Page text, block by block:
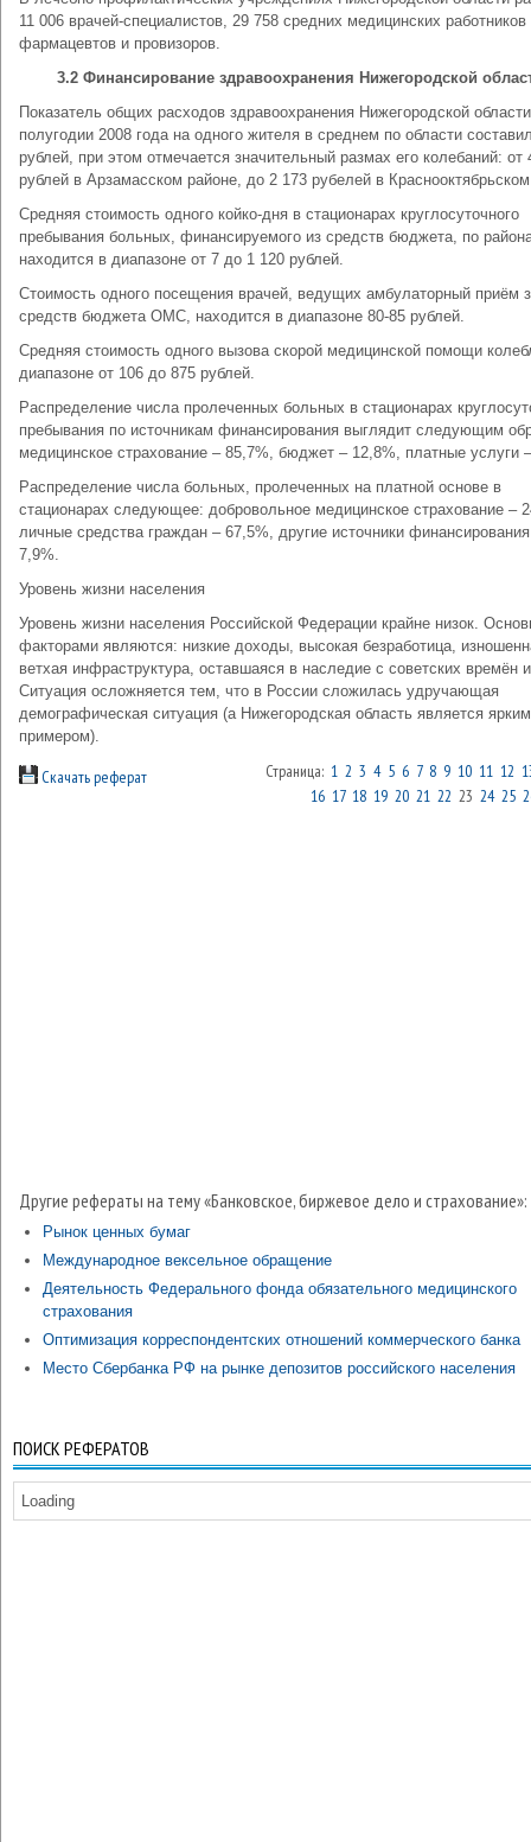
11 006 врачей-специалистов, 29 758 средних медицинских работников
фармацевтов и провизоров.
3.2 Финансирование здравоохранения Нижегородской
Показатель общих расходов здравоохранения Нижегородской
полугодии 2008 года на одного жителя в среднем по области
рублей, при этом отмечается значительный размах его колебаний: от
рублей в Арзамасском районе, до 2 173 рубелей в
Средняя стоимость одного койко-дня в стационарах круглосуточного
пребывания больных, финансируемого из средств бюджета, по
находится в диапазоне от 7 до 1 120 рублей.
Стоимость одного посещения врачей, ведущих амбулаторный приём
средств бюджета ОМС, находится в диапазоне 80-85 рублей.
Средняя стоимость одного вызова скорой медицинской помощи
диапазоне от 106 до 875 рублей.
Распределение числа пролеченных больных в стационарах
пребывания по источникам финансирования выглядит следующим
медицинское страхование – 85,7%, бюджет – 12,8%, платные услуги
Распределение числа больных, пролеченных на платной основе в
стационарах следующее: добровольное медицинское страхование –
личные средства граждан – 67,5%, другие источники
7,9%.
Уровень жизни населения
Уровень жизни населения Российской Федерации крайне низок.
факторами являются: низкие доходы, высокая безработица,
ветхая инфраструктура, оставшаяся в наследие с советских времён
Ситуация осложняется тем, что в России сложилась удручающая
демографическая ситуация (а Нижегородская область является
примером).
Скачать реферат Страница: 1 2 3 4 5 6 7 8 9 10 11 12
16 17 18 19 20 21 22 23 24 25
Другие рефераты на тему «Банковское, биржевое дело и страхование»:
Рынок ценных бумаг
Международное вексельное обращение
Деятельность Федерального фонда обязательного медицинского
страхования
Оптимизация корреспондентских отношений коммерческого банка
Место Сбербанка РФ на рынке депозитов российского населения
ПОИСК РЕФЕРАТОВ
Loading